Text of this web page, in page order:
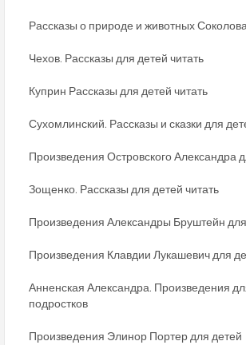
Рассказы о природе и животных
Чехов. Рассказы для детей читать
Куприн Рассказы для детей читать
Сухомлинский. Рассказы и сказки для
Произведения Островского Александра
Зощенко. Рассказы для детей читать
Произведения Александры Бруштейн
Произведения Клавдии Лукашевич для
Анненская Александра. Произведения
подростков
Произведения Элинор Портер для детей